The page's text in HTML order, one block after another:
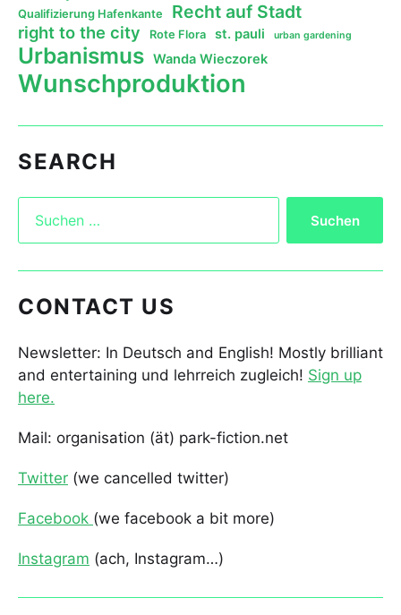
Qualifizierung Hafenkante Recht auf Stadt
right to the city Rote Flora st. pauli urban gardening
Urbanismus Wanda Wieczorek
Wunschproduktion
SEARCH
CONTACT US
Newsletter: In Deutsch and English! Mostly brilliant
and entertaining und lehrreich zugleich! Sign up
here.
Mail: organisation (ät) park-fiction.net
Twitter (we cancelled twitter)
Facebook (we facebook a bit more)
Instagram (ach, Instagram…)